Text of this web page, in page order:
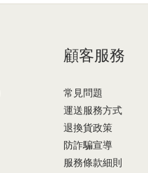
顧客服務
常見問題
運送服務方式
退換貨政策
防詐騙宣導
服務條款細則